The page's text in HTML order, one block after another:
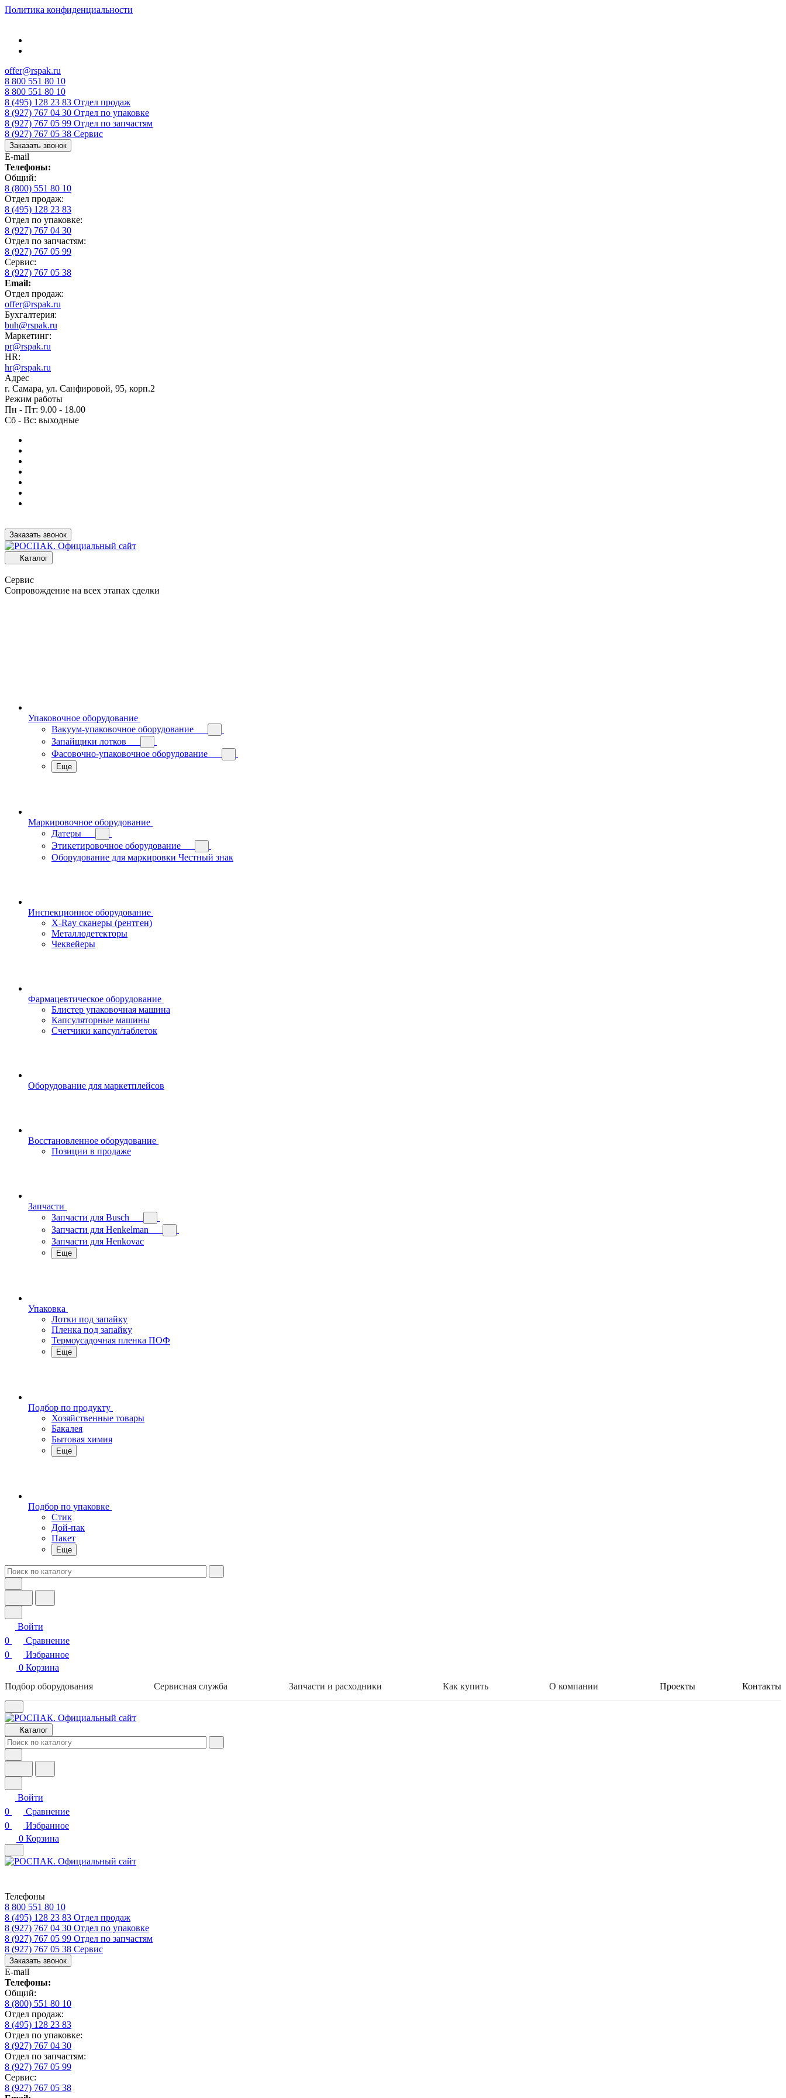
Политика конфиденциальности
offer@rspak.ru
8 800 551 80 10
8 800 551 80 10
8 (495) 128 23 83 Отдел продаж
8 (927) 767 04 30 Отдел по упаковке
8 (927) 767 05 99 Отдел по запчастям
8 (927) 767 05 38 Сервис
Заказать звонок
E-mail
Телефоны:
Общий:
8 (800) 551 80 10
Отдел продаж:
8 (495) 128 23 83
Отдел по упаковке:
8 (927) 767 04 30
Отдел по запчастям:
8 (927) 767 05 99
Сервис:
8 (927) 767 05 38
Email:
Отдел продаж:
offer@rspak.ru
Бухгалтерия:
buh@rspak.ru
Маркетинг:
pr@rspak.ru
HR:
hr@rspak.ru
Адрес
г. Самара, ул. Санфировой, 95, корп.2
Режим работы
Пн - Пт: 9.00 - 18.00
Сб - Вс: выходные
Заказать звонок
Каталог
Сервис
Сопровождение на всех этапах сделки
Упаковочное оборудование
Вакуум-упаковочное оборудование
Запайщики лотков
Фасовочно-упаковочное оборудование
Еще
Маркировочное оборудование
Датеры
Этикетировочное оборудование
Оборудование для маркировки Честный знак
Инспекционное оборудование
X-Ray сканеры (рентген)
Металлодетекторы
Чеквейеры
Фармацевтическое оборудование
Блистер упаковочная машина
Капсуляторные машины
Счетчики капсул/таблеток
Оборудование для маркетплейсов
Восстановленное оборудование
Позиции в продаже
Запчасти
Запчасти для Busch
Запчасти для Henkelman
Запчасти для Henkovac
Еще
Упаковка
Лотки под запайку
Пленка под запайку
Термоусадочная пленка ПОФ
Еще
Подбор по продукту
Хозяйственные товары
Бакалея
Бытовая химия
Еще
Подбор по упаковке
Стик
Дой-пак
Пакет
Еще
Войти
0
Сравнение
0
Избранное
0 Корзина
Подбор оборудования
Сервисная служба Запчасти и расходники Как купить О компании Проекты Контакты
Каталог
Войти
0
Сравнение
0
Избранное
0 Корзина
Телефоны
8 800 551 80 10
8 (495) 128 23 83 Отдел продаж
8 (927) 767 04 30 Отдел по упаковке
8 (927) 767 05 99 Отдел по запчастям
8 (927) 767 05 38 Сервис
Заказать звонок
E-mail
Телефоны:
Общий:
8 (800) 551 80 10
Отдел продаж:
8 (495) 128 23 83
Отдел по упаковке:
8 (927) 767 04 30
Отдел по запчастям:
8 (927) 767 05 99
Сервис:
8 (927) 767 05 38